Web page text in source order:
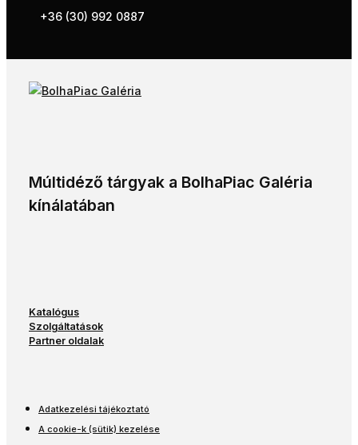
+36 (30) 992 0887
Múltidéző tárgyak a BolhaPiac Galéria
kínálatában
Katalógus
Szolgáltatások
Partner oldalak
Adatkezelési tájékoztató
A cookie-k (sütik) kezelése